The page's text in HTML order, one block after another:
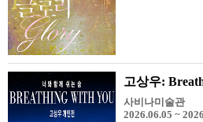
사비나미술관
2026.06.05 ~